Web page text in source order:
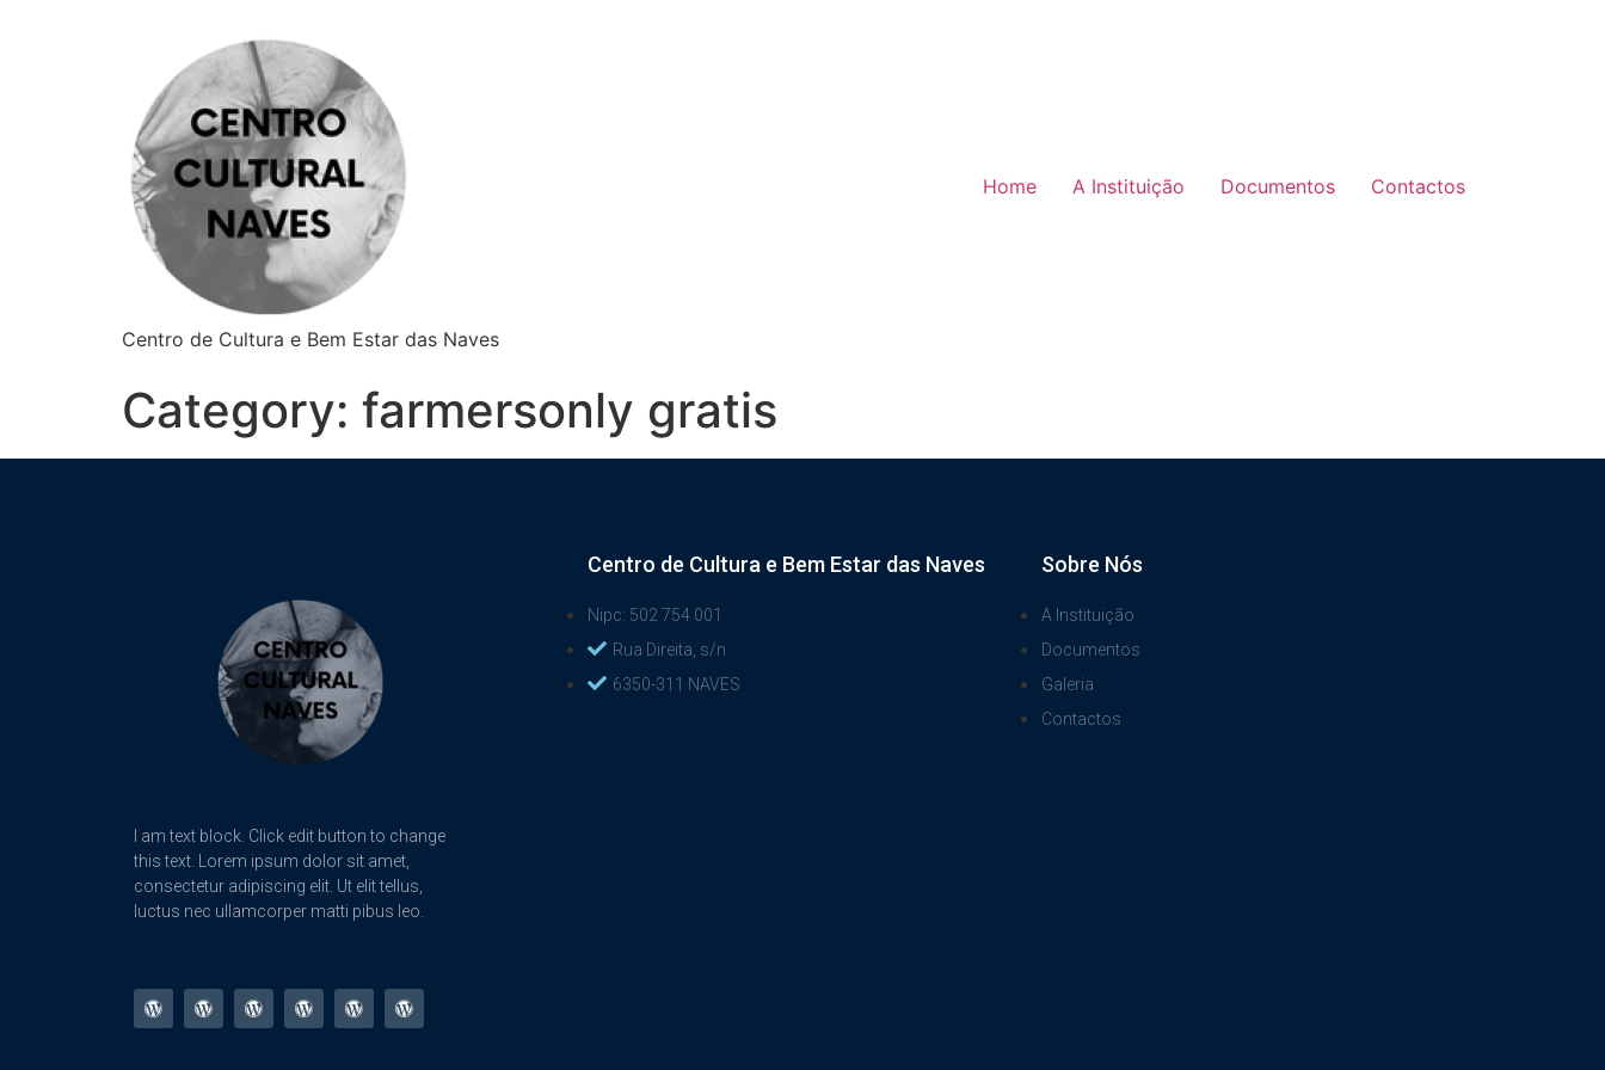
Centro de Cultura e Bem Estar das Naves
Home A Instituição Documentos Contactos
Category: farmersonly gratis
I am text block. Click edit button to change
this text. Lorem ipsum dolor sit amet,
consectetur adipiscing elit. Ut elit tellus,
luctus nec ullamcorper matti pibus leo.
Centro de Cultura e Bem Estar das Naves
Nipc: 502 754 001
Rua Direita, s/n
6350-311 NAVES
Sobre Nós
A Instituição
Documentos
Galeria
Contactos